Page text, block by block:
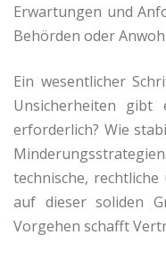
Erwartungen und
Behörden oder
Ein wesentlicher
Unsicherheiten gibt
erforderlich? Wie
technische,
auf dieser soliden
Vorgehen schafft